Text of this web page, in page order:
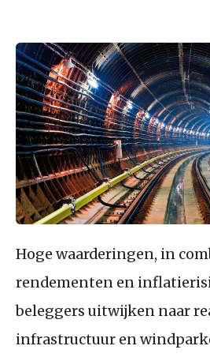
Hoge waarderingen, in
rendementen en
beleggers uitwijken naar
infrastructuur en